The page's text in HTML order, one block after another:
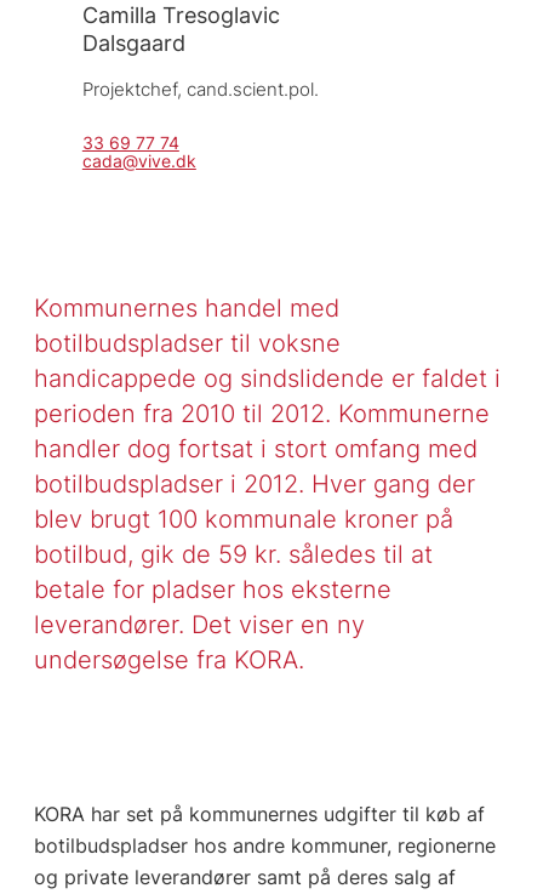
Camilla Tresoglavic
Dalsgaard
Projektchef, cand.scient.pol.
33 69 77 74
cada@vive.dk
Kommunernes handel med
botilbudspladser til voksne
handicappede og sindslidende er faldet i
perioden fra 2010 til 2012. Kommunerne
handler dog fortsat i stort omfang med
botilbudspladser i 2012. Hver gang der
blev brugt 100 kommunale kroner på
botilbud, gik de 59 kr. således til at
betale for pladser hos eksterne
leverandører. Det viser en ny
undersøgelse fra KORA.
KORA har set på kommunernes udgifter til køb af
botilbudspladser hos andre kommuner, regionerne
og private leverandører samt på deres salg af